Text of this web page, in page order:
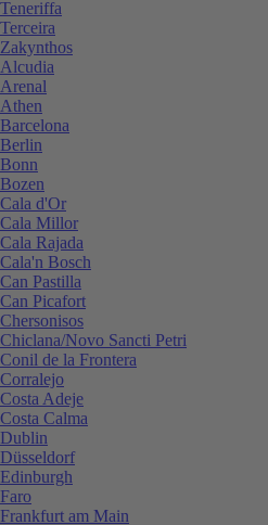
Teneriffa
Terceira
Zakynthos
Alcudia
Arenal
Athen
Barcelona
Berlin
Bonn
Bozen
Cala d'Or
Cala Millor
Cala Rajada
Cala'n Bosch
Can Pastilla
Can Picafort
Chersonisos
Chiclana/Novo Sancti Petri
Conil de la Frontera
Corralejo
Costa Adeje
Costa Calma
Dublin
Düsseldorf
Edinburgh
Faro
Frankfurt am Main